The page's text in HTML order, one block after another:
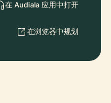
在 Audiala 应用中打开
在浏览器中规划